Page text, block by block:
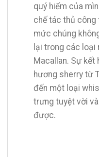
quý hiếm của
chế tác thủ công
mức chúng
lại trong các loại
Macallan. Sự kết
hương sherry từ
đến một loại
trưng tuyệt vời
được.